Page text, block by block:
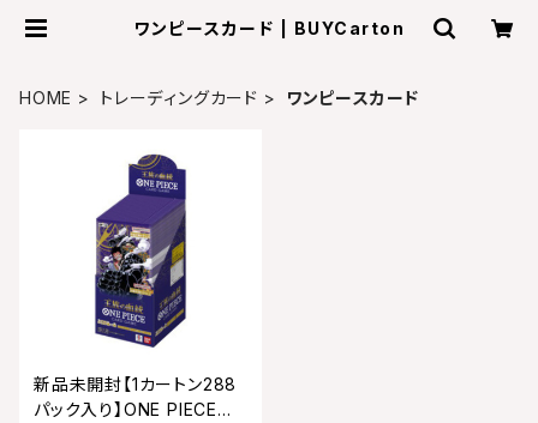
ワンピースカード | BUYCarton
HOME トレーディングカード ワンピースカード
新品未開封【1カートン288
パック入り】ONE PIECEカ